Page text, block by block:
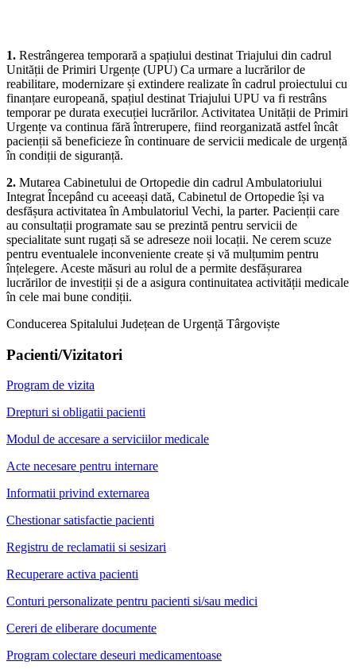
1. Restrângerea temporară a spațiului destinat Triajului din cadrul
Unității de Primiri Urgențe (UPU) Ca urmare a lucrărilor de
reabilitare, modernizare și extindere realizate în cadrul proiectului cu
finanțare europeană, spațiul destinat Triajului UPU va fi restrâns
temporar pe durata execuției lucrărilor. Activitatea Unității de Primiri
Urgențe va continua fără întrerupere, fiind reorganizată astfel încât
pacienții să beneficieze în continuare de servicii medicale de urgență
în condiții de siguranță.
2. Mutarea Cabinetului de Ortopedie din cadrul Ambulatoriului
Integrat Începând cu aceeași dată, Cabinetul de Ortopedie își va
desfășura activitatea în Ambulatoriul Vechi, la parter. Pacienții care
au consultații programate sau se prezintă pentru servicii de
specialitate sunt rugați să se adreseze noii locații. Ne cerem scuze
pentru eventualele inconveniente create și vă mulțumim pentru
înțelegere. Aceste măsuri au rolul de a permite desfășurarea
lucrărilor de investiții și de a asigura continuitatea activității medicale
în cele mai bune condiții.
Conducerea Spitalului Județean de Urgență Târgoviște
Pacienti/Vizitatori
Program de vizita
Drepturi si obligatii pacienti
Modul de accesare a serviciilor medicale
Acte necesare pentru internare
Informatii privind externarea
Chestionar satisfactie pacienti
Registru de reclamatii si sesizari
Recuperare activa pacienti
Conturi personalizate pentru pacienti si/sau medici
Cereri de eliberare documente
Program colectare deseuri medicamentoase